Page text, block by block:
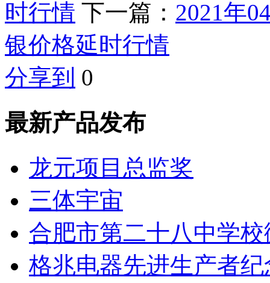
时行情 下一篇： 2021年
银价格延时行情
分享到 0
最新产品发布
龙元项目总监奖
三体宇宙
合肥市第二十八中学校
格兆电器先进生产者